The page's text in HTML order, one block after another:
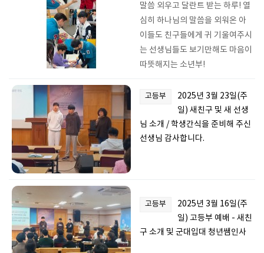
말씀 외우고 달란트 받는 하루! 열
심히 하나님의 말씀을 외워온 아
이들도 친구들에게 귀 기울여주시
는 선생님들도 보기만해도 마음이
따뜻해지는 소년부!
고등부
2025년 3월 23일(주
일) 새친구 및 새 선생
님 소개 / 학생간식을 준비해 주신
선생님 감사합니다.
고등부
2025년 3월 16일(주
일) 고등부 예배 - 새친
구 소개 및 군대입대 청년쌤인사